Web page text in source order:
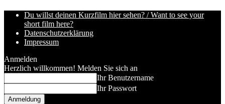
Du willst deinen Kurzfilm hier sehen? / Want to see your
short film here?
Datenschutzerklärung
Impressum
Anmelden
Herzlich willkommen! Melden Sie sich an
Ihr Benutzername
Ihr Passwort